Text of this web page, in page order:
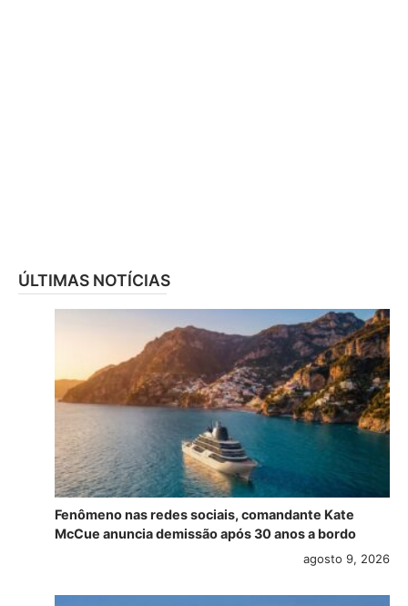
ÚLTIMAS NOTÍCIAS
Fenômeno nas redes sociais, comandante Kate
McCue anuncia demissão após 30 anos a bordo
agosto 9, 2026